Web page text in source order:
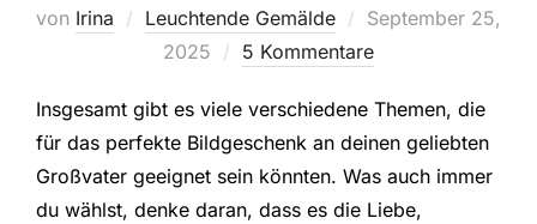
von Irina Leuchtende Gemälde
Veröffentlicht
am
September 25,
2025
5 Kommentare
Insgesamt gibt es viele verschiedene Themen, die
für das perfekte Bildgeschenk an deinen geliebten
Großvater geeignet sein könnten. Was auch immer
du wählst, denke daran, dass es die Liebe,